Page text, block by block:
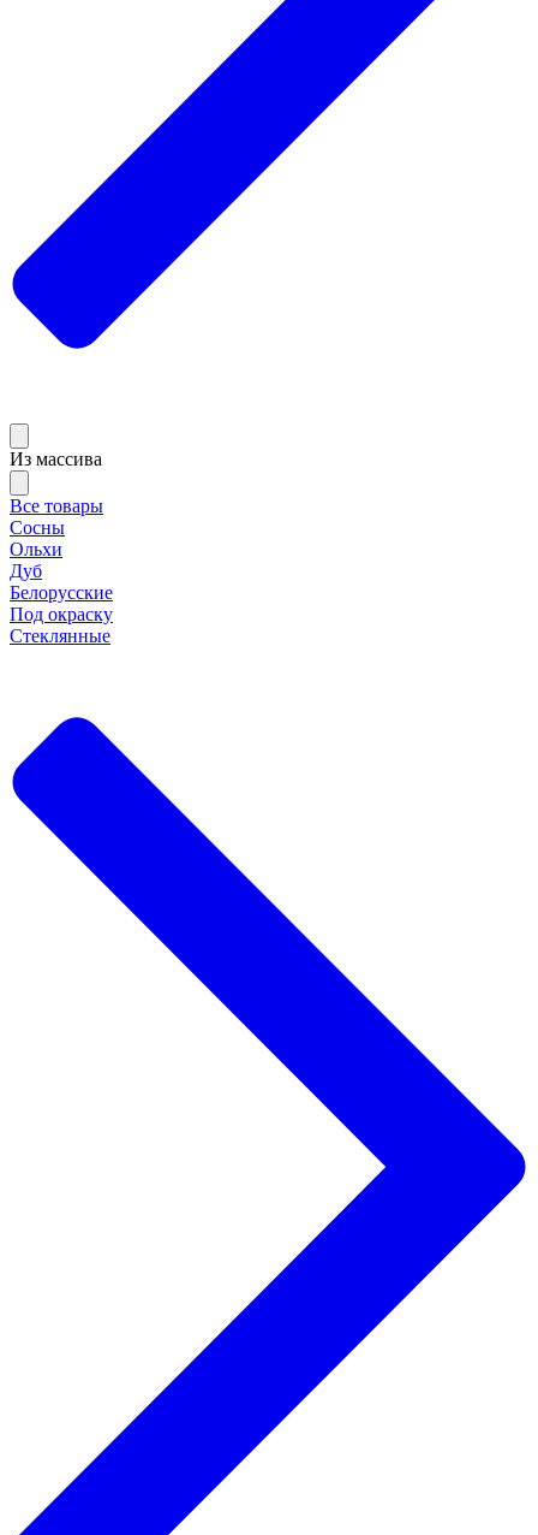
Из массива
Все товары
Сосны
Ольхи
Дуб
Белорусские
Под окраску
Стеклянные